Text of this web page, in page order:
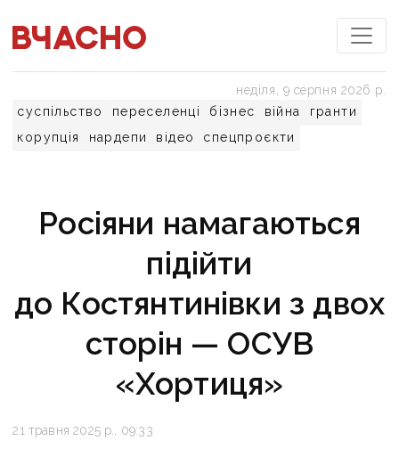
суспільство переселенці бізнес війна
гранти
корупція
нардепи відео спецпроєкти
неділя, 9 серпня 2026 р.
Росіяни намагаються
підійти
до Костянтинівки з двох
сторін — ОСУВ
«Хортиця»
21 травня 2025 р., 09:33